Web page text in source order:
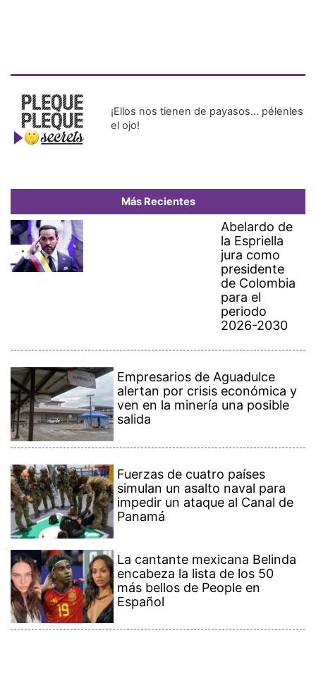
¡Ellos nos tienen de payasos… pélenles
el ojo!
Más Recientes
Abelardo de
la Espriella
jura como
presidente
de Colombia
para el
periodo
2026-2030
Empresarios de Aguadulce
alertan por crisis económica y
ven en la minería una posible
salida
Fuerzas de cuatro países
simulan un asalto naval para
impedir un ataque al Canal de
Panamá
La cantante mexicana Belinda
encabeza la lista de los 50
más bellos de People en
Español